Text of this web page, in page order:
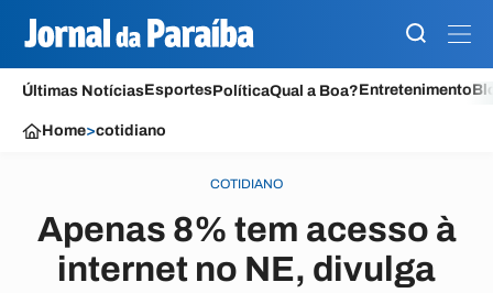
Últimas NotíciasEsportesPolíticaQual a Boa?Entretenimento
Home>cotidiano
COTIDIANO
Apenas 8% tem acesso à
internet no NE, divulga